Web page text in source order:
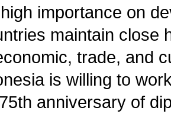
importance on
maintain close
trade, and
is willing to
anniversary of